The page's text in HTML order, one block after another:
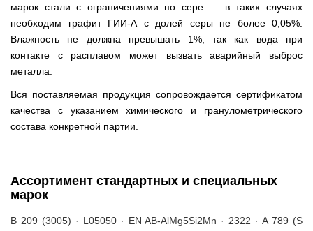
марок стали с ограничениями по сере — в таких случаях
необходим графит ГИИ-А с долей серы не более 0,05%.
Влажность не должна превышать 1%, так как вода при
контакте с расплавом может вызвать аварийный выброс
металла.
Вся поставляемая продукция сопровождается сертификатом
качества с указанием химического и гранулометрического
состава конкретной партии.
Ассортимент стандартных и специальных
марок
B 209 (3005) · L05050 · EN AB-AlMg5Si2Mn · 2322 · A 789 (S